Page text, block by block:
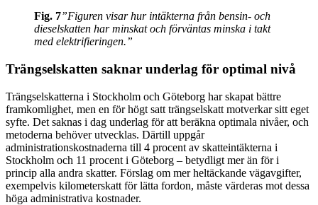
Fig. 7”Figuren visar hur intäkterna från bensin- och
dieselskatten har minskat och förväntas minska i takt
med elektrifieringen.”
Trängselskatten saknar underlag för optimal nivå
Trängselskatterna i Stockholm och Göteborg har skapat bättre
framkomlighet, men en för högt satt trängselskatt motverkar sitt eget
syfte. Det saknas i dag underlag för att beräkna optimala nivåer, och
metoderna behöver utvecklas. Därtill uppgår
administrationskostnaderna till 4 procent av skatteintäkterna i
Stockholm och 11 procent i Göteborg – betydligt mer än för i
princip alla andra skatter. Förslag om mer heltäckande vägavgifter,
exempelvis kilometerskatt för lätta fordon, måste värderas mot dessa
höga administrativa kostnader.